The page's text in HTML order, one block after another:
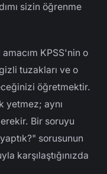
sizin öğrenme
KPSS'nin o
tuzakları ve o
öğretmektir.
yetmez; aynı
Bir soruyu
sorusunun
karşılaştığınızda